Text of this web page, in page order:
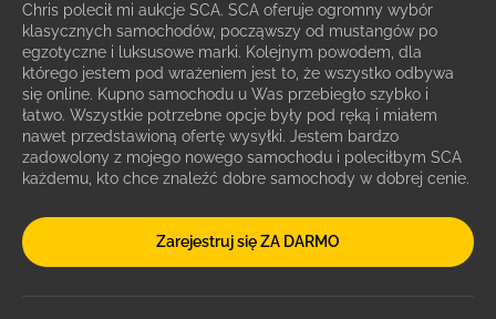
Chris polecił mi aukcje SCA. SCA oferuje ogromny wybór
klasycznych samochodów, począwszy od mustangów po
egzotyczne i luksusowe marki. Kolejnym powodem, dla
którego jestem pod wrażeniem jest to, że wszystko odbywa
się online. Kupno samochodu u Was przebiegło szybko i
łatwo. Wszystkie potrzebne opcje były pod ręką i miałem
nawet przedstawioną ofertę wysyłki. Jestem bardzo
zadowolony z mojego nowego samochodu i poleciłbym SCA
każdemu, kto chce znaleźć dobre samochody w dobrej cenie.
Zarejestruj się ZA DARMO